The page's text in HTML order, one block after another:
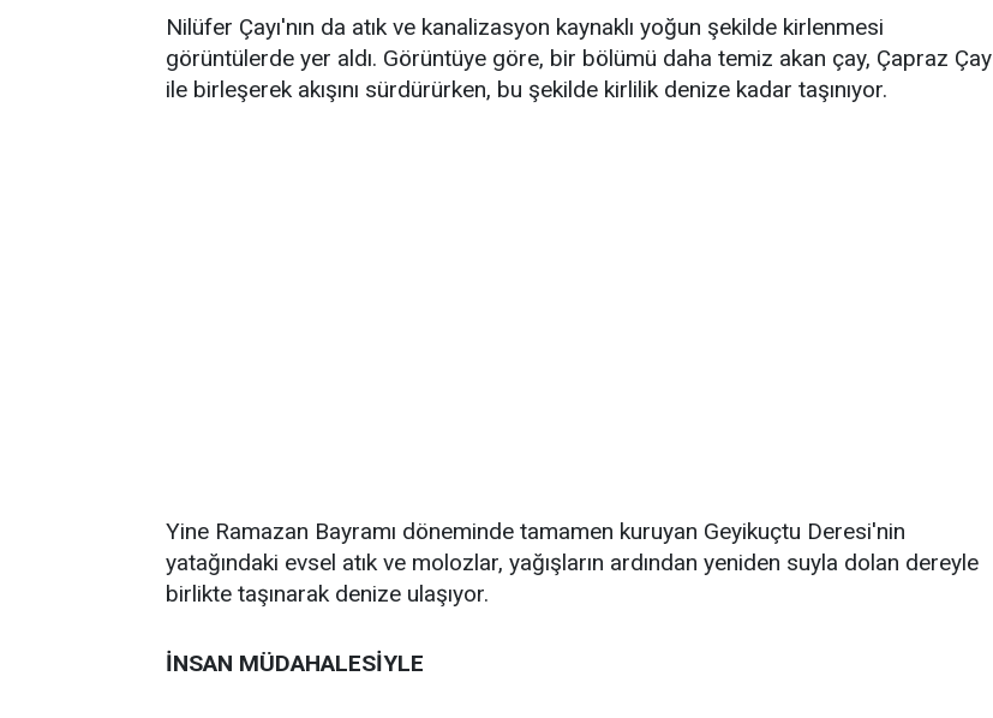
Nilüfer Çayı'nın da atık ve kanalizasyon kaynaklı yoğun şekilde kirlenmesi
görüntülerde yer aldı. Görüntüye göre, bir bölümü daha temiz akan çay, Çapraz Çay
ile birleşerek akışını sürdürürken, bu şekilde kirlilik denize kadar taşınıyor.
Yine Ramazan Bayramı döneminde tamamen kuruyan Geyikuçtu Deresi'nin
yatağındaki evsel atık ve molozlar, yağışların ardından yeniden suyla dolan dereyle
birlikte taşınarak denize ulaşıyor.
İNSAN MÜDAHALESİYLE